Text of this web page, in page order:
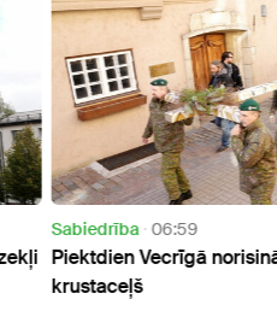
Sabiedrība 06:00
Četros Latvijas
un konservācijas darbus